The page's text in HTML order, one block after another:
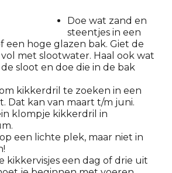
Doe wat zand en
steentjes in een
een hoge glazen bak. Giet de
met slootwater. Haal ook wat
sloot en doe die in de bak
kikkerdril te zoeken in een
Dat kan van maart t/m juni.
klompje kikkerdril in
een lichte plek, maar niet in
kikkervisjes een dag of drie uit